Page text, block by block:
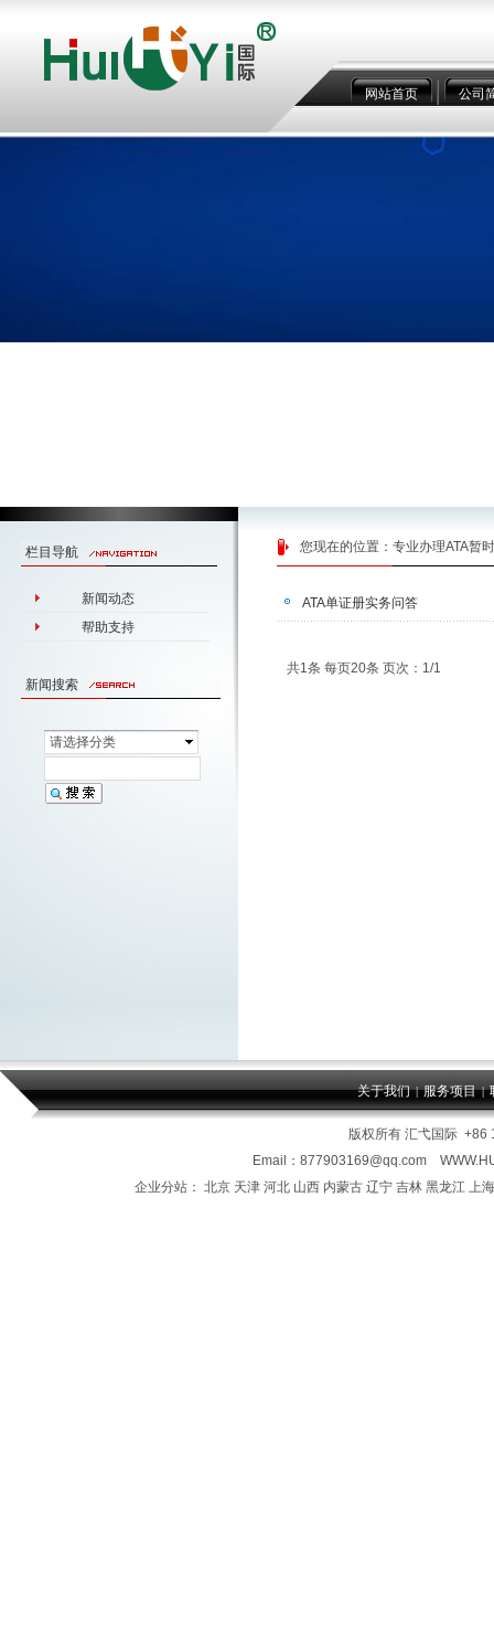
网站首页 公司
新闻搜索
请选择分类
ATA单证册实务问答
共1条 每页20条 页次：1/1
栏目导航
新闻动态
帮助支持
您现在的位置： 专业办理ATA暂
版权所有 汇弋国际 +86
Email：877903169@qq.com
企业分站： 北京 天津 河北 山西 内蒙古 辽宁 吉林 黑龙江 上海
关于我们 |服务项目 |